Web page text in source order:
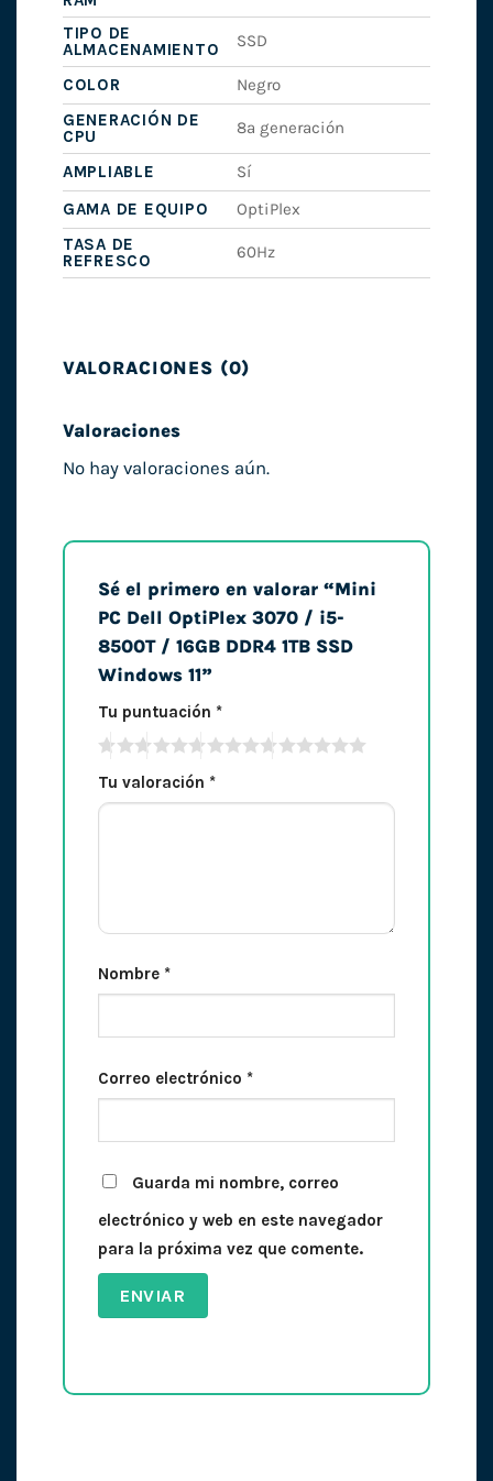
TIPO DE
ALMACENAMIENTO
SSD
COLOR
Negro
GENERACIÓN DE
CPU
8ª generación
AMPLIABLE
Sí
GAMA DE EQUIPO
OptiPlex
TASA DE
REFRESCO
60Hz
VALORACIONES (0)
Valoraciones
No hay valoraciones aún.
Sé el primero en valorar “Mini
PC Dell OptiPlex 3070 / i5-
8500T / 16GB DDR4 1TB SSD
Windows 11”
Tu puntuación *
Tu valoración *
Nombre *
Correo electrónico *
Guarda mi nombre, correo
electrónico y web en este navegador
para la próxima vez que comente.